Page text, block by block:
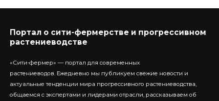
Портал о сити-фермерстве и прогрессивном
растениеводстве
«Сити-фермер» — портал для современных
растениеводов. Ежедневно мы публикуем свежие новости и
актуальные тенденции мира прогрессивного растениеводства,
общаемся с экспертами и лидерами отрасли, рассказываем об